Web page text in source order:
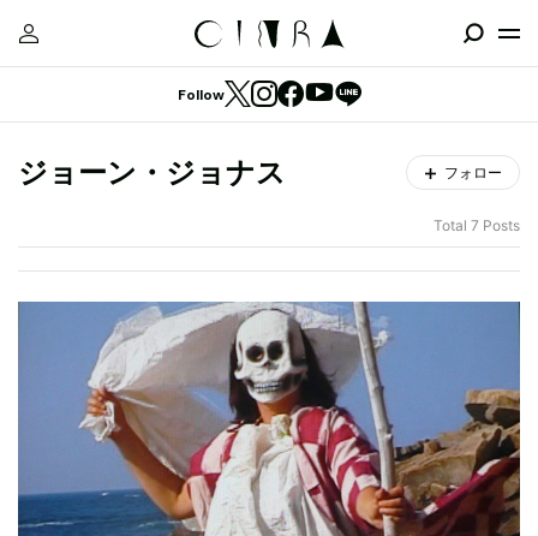
Follow
ジョーン・ジョナス フォロー
Total 7 Posts